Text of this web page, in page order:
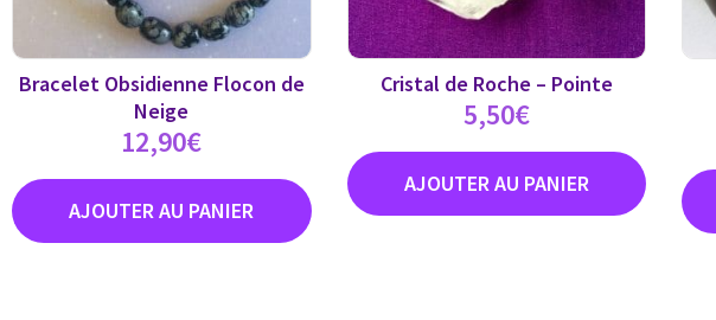
Bracelet Obsidienne Flocon de
Neige
12,90€
Cristal de Roche – Pointe
5,50€